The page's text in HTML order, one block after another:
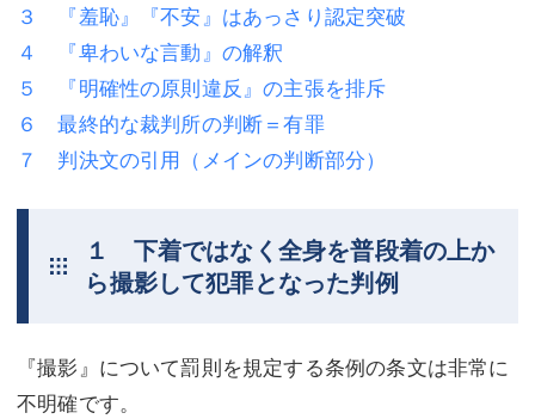
企業法務
労働問題（解雇，残業等）
刑事弁護
交通事故
商業登記
債務整理
労働問題（解雇，残業等）
刑事弁護
交通事故
不動産登記
調査・書面作成
マスコミ取材・実績
３ 『羞恥』『不安』はあっさり認定突破
４ 『卑わいな言動』の解釈
５ 『明確性の原則違反』の主張を排斥
６ 最終的な裁判所の判断＝有罪
７ 判決文の引用（メインの判断部分）
１ 下着ではなく全身を普段着の上か
ら撮影して犯罪となった判例
『撮影』について罰則を規定する条例の条文は非常に
不明確です。